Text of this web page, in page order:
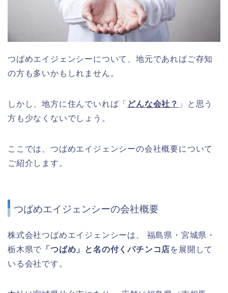
つばめエイジェンシーについて、地元であればご存知
の方も多いかもしれません。
しかし、地方に住んでいれば「 どんな会社？ 」と思う
方も少なくないでしょう。
ここでは、つばめエイジェンシーの会社概要について
ご紹介します。
つばめエイジェンシーの会社概要
株式会社つばめエイジェンシーは、 福島県・宮城県・
栃木県で 「つばめ」と名の付くパチンコ店を展開して
いる会社です。